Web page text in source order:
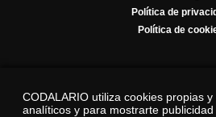
Política de
Política de
CODALARIO utiliza cookies propias
analíticos y para mostrarte